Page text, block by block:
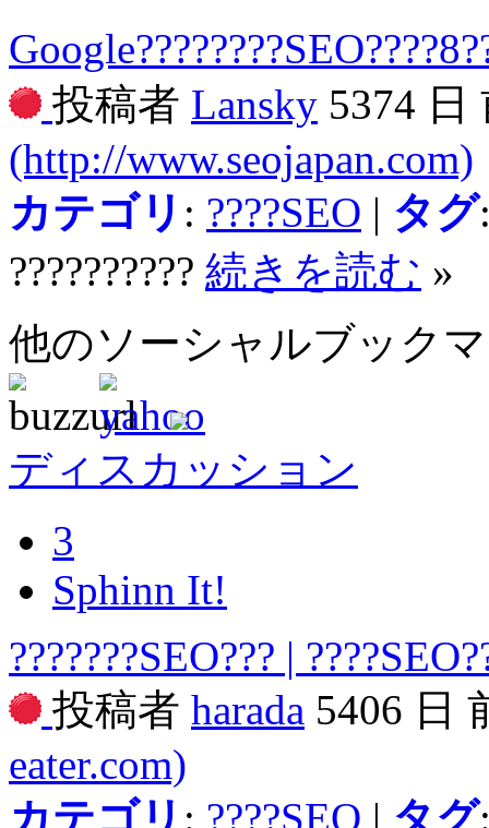
投稿者 Lansky 5374 日
(http://www.seojapan.com)
カテゴリ : ????SEO | タグ
?????????? 続きを読む »
他のソーシャルブック
ディスカッション
3
Sphinn It!
???????SEO??? |
投稿者 harada 5406 日
eater.com)
カテゴリ : ????SEO | タグ